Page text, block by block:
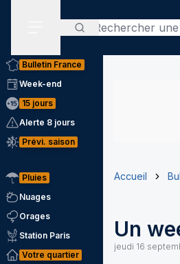
Rechercher
Bulletin France
Week-end
15 jours
Alerte 8 jours
Prévi. saison
Pluies
Nuages
Orages
Station Paris
Votre quartier
Accueil
Un
jeudi 16